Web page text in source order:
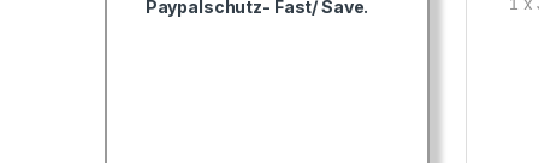
1
Paypalschutz- Fast/ Save.